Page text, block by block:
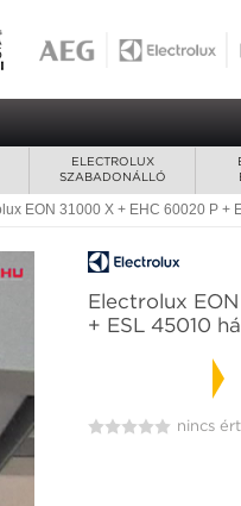
ELECTROLUX
SZABADONÁLLÓ
EON 31000 X + EHC 60020 P +
Electrolux
+ ESL 45010
nincs